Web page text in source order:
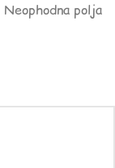
Neophodna polja